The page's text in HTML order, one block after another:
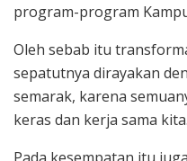
program-program
Oleh sebab itu
sepatutnya dirayakan
semarak, karena
keras dan kerja sama kita.